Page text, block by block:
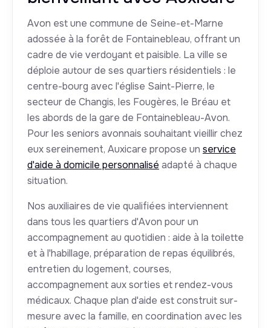
Avon est une commune de Seine-et-Marne
adossée à la forêt de Fontainebleau, offrant un
cadre de vie verdoyant et paisible. La ville se
déploie autour de ses quartiers résidentiels : le
centre-bourg avec l'église Saint-Pierre, le
secteur de Changis, les Fougères, le Bréau et
les abords de la gare de Fontainebleau-Avon.
Pour les seniors avonnais souhaitant vieillir chez
eux sereinement, Auxicare propose un service
d'aide à domicile personnalisé adapté à chaque
situation.
Nos auxiliaires de vie qualifiées interviennent
dans tous les quartiers d'Avon pour un
accompagnement au quotidien : aide à la toilette
et à l'habillage, préparation de repas équilibrés,
entretien du logement, courses,
accompagnement aux sorties et rendez-vous
médicaux. Chaque plan d'aide est construit sur-
mesure avec la famille, en coordination avec les